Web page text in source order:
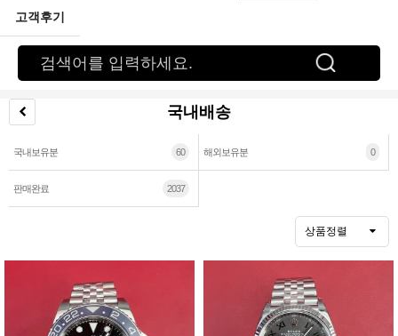
고객후기
국내배송
국내보유분 60 해외보유분 0
판매완료 2037
상품정렬